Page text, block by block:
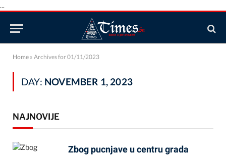
...
Home » Archives for 01/11/2023
DAY: NOVEMBER 1, 2023
NAJNOVIJE
Zbog pucnjave u centru grada